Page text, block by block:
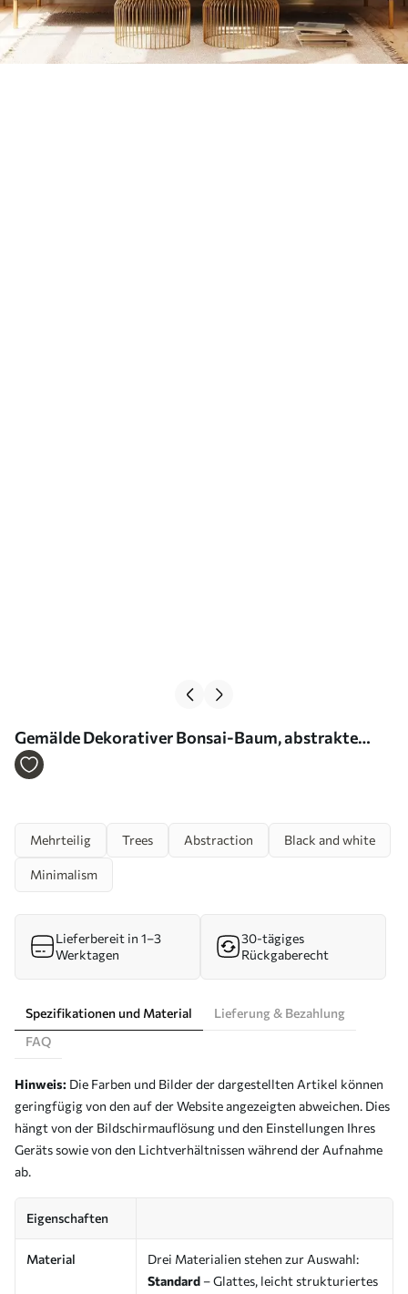
Gemälde Dekorativer Bonsai-Baum, abstrakte
Malerei Art. m30688
Mehrteilig Trees Abstraction Black and white
Minimalism
Lieferbereit in 1–3
Werktagen
30-tägiges
Rückgaberecht
Spezifikationen und Material
Lieferung & Bezahlung
FAQ
Hinweis: Die Farben und Bilder der dargestellten Artikel können
geringfügig von den auf der Website angezeigten abweichen. Dies
hängt von der Bildschirmauflösung und den Einstellungen Ihres
Geräts sowie von den Lichtverhältnissen während der Aufnahme
ab.
Eigenschaften
Material
Drei Materialien stehen zur Auswahl:
Standard – Glattes, leicht strukturiertes